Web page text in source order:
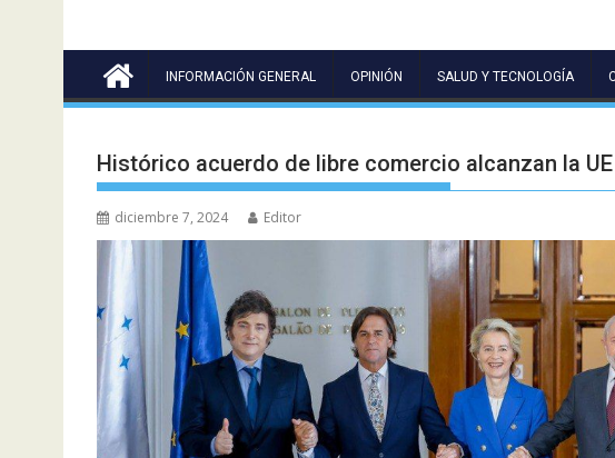
INFORMACIÓN GENERAL OPINIÓN SALUD Y TECNOLOGÍA
Histórico acuerdo de libre comercio alcanzan la
diciembre 7, 2024 Editor